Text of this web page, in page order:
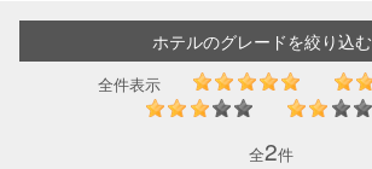
ホテルのグレードを絞り込む
全件表示
全2件